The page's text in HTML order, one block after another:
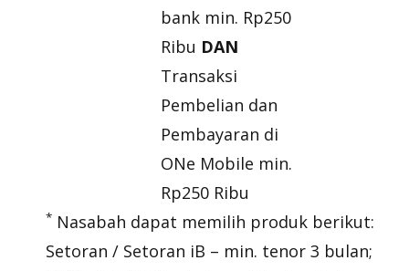
bank min. Rp250
Ribu DAN
Transaksi
Pembelian dan
Pembayaran di
ONe Mobile min.
Rp250 Ribu
* Nasabah dapat memilih produk berikut:
Setoran / Setoran iB – min. tenor 3 bulan;